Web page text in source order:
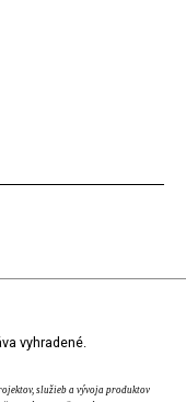
vyhradené.
služieb a vývoja produktov